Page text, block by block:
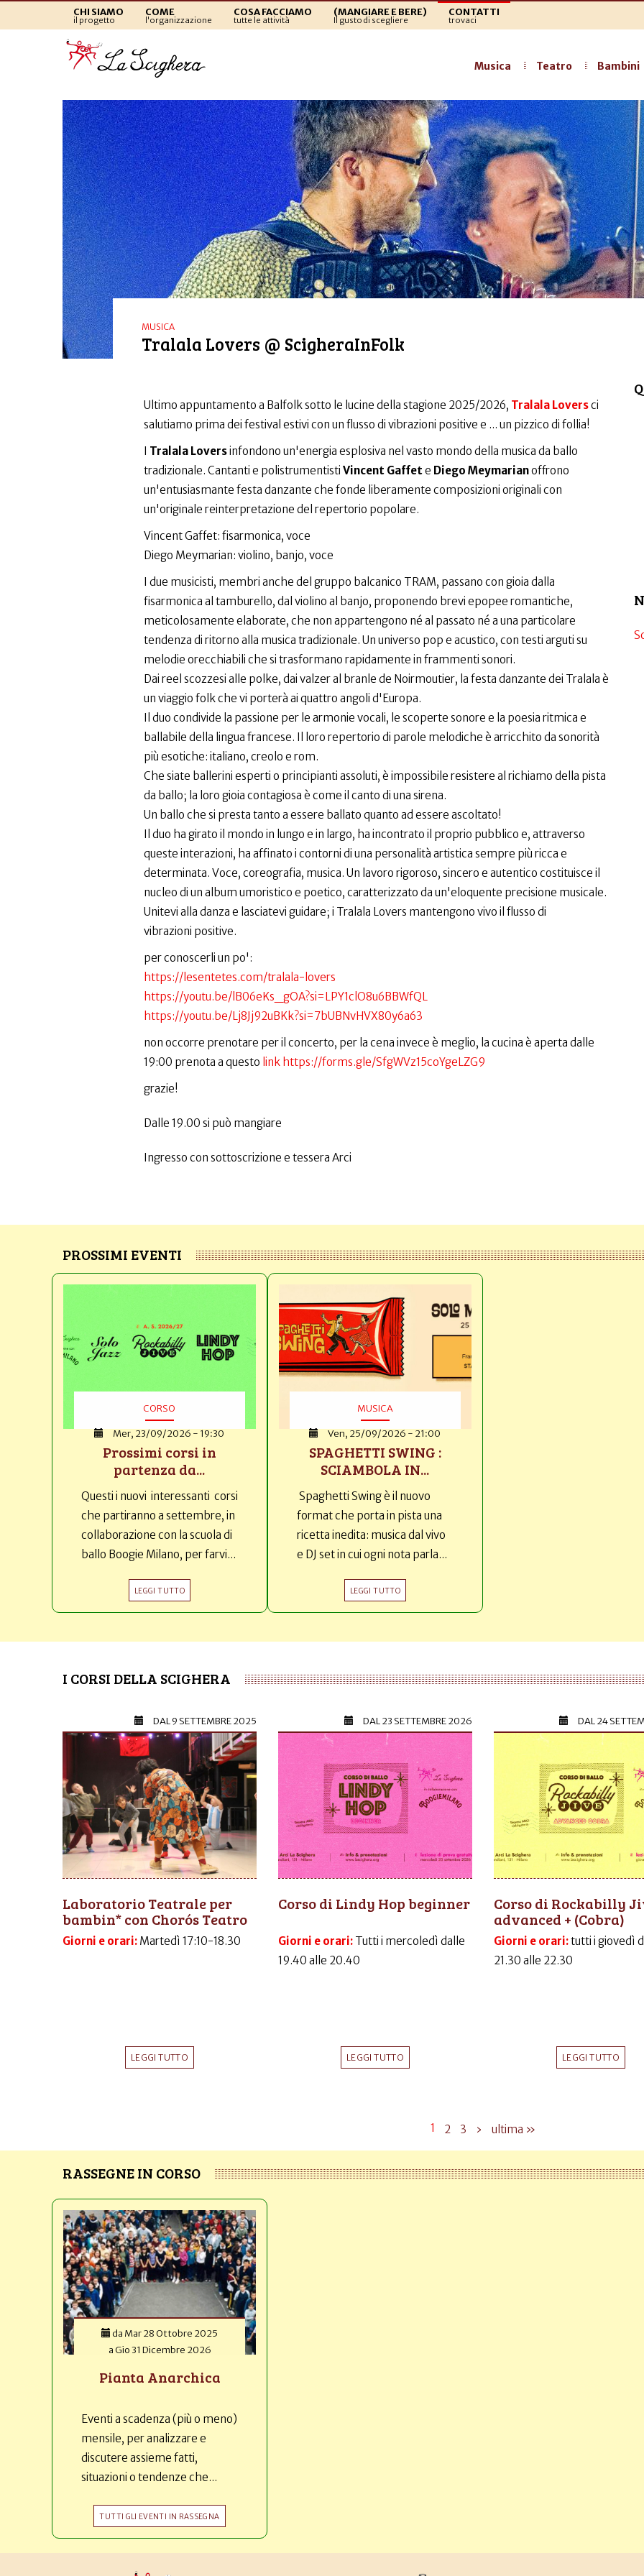
CHI SIAMO
il progetto
COME
l'organizzazione
COSA FACCIAMO
tutte le attività
(MANGIARE E BERE)
Il gusto di scegliere
CONTATTI
trovaci
Musica Teatro Bambini
MUSICA
Tralala Lovers @ ScigheraInFolk
Ultimo appuntamento a Balfolk sotto le lucine della stagione 2025/2026, Tralala Loversci
salutiamo prima dei festival estivi con un flusso di vibrazioni positive e ... un pizzico di follia!
I Tralala Loversinfondono un'energia esplosiva nel vasto mondo della musica da ballo
tradizionale. Cantanti e polistrumentisti Vincent Gaffete Diego Meymarianoffrono
un'entusiasmante festa danzante che fonde liberamente composizioni originali con
un'originale reinterpretazione del repertorio popolare.
Vincent Gaffet: fisarmonica, voce
Diego Meymarian: violino, banjo, voce
I due musicisti, membri anche del gruppo balcanico TRAM, passano con gioia dalla
fisarmonica al tamburello, dal violino al banjo, proponendo brevi epopee romantiche,
meticolosamente elaborate, che non appartengono né al passato né a una particolare
tendenza di ritorno alla musica tradizionale. Un universo pop e acustico, con testi arguti su
melodie orecchiabili che si trasformano rapidamente in frammenti sonori.
Dai reel scozzesi alle polke, dai valzer al branle de Noirmoutier, la festa danzante dei Tralala è
un viaggio folk che vi porterà ai quattro angoli d'Europa.
Il duo condivide la passione per le armonie vocali, le scoperte sonore e la poesia ritmica e
ballabile della lingua francese. Il loro repertorio di parole melodiche è arricchito da sonorità
più esotiche: italiano, creolo e rom.
Che siate ballerini esperti o principianti assoluti, è impossibile resistere al richiamo della pista
da ballo; la loro gioia contagiosa è come il canto di una sirena.
Un ballo che si presta tanto a essere ballato quanto ad essere ascoltato!
Il duo ha girato il mondo in lungo e in largo, ha incontrato il proprio pubblico e, attraverso
queste interazioni, ha affinato i contorni di una personalità artistica sempre più ricca e
determinata. Voce, coreografia, musica. Un lavoro rigoroso, sincero e autentico costituisce il
nucleo di un album umoristico e poetico, caratterizzato da un'eloquente precisione musicale.
Unitevi alla danza e lasciatevi guidare; i Tralala Lovers mantengono vivo il flusso di
vibrazioni positive.
per conoscerli un po':
https://lesentetes.com/tralala-lovers
https://youtu.be/lB06eKs_gOA?si=LPY1clO8u6BBWfQL
https://youtu.be/Lj8Jj92uBKk?si=7bUBNvHVX80y6a63
non occorre prenotare per il concerto, per la cena invece è meglio, la cucina è aperta dalle
19:00 prenota a questo link https://forms.gle/SfgWVz15coYgeLZG9
grazie!
Dalle 19.00 si può mangiare
Ingresso con sottoscrizione e tessera Arci
PROSSIMI EVENTI
CORSO
Mer, 23/09/2026 - 19:30
Prossimi corsi in
partenza da...
Questi i nuovi interessanti corsi
che partiranno a settembre, in
collaborazione con la scuola di
ballo Boogie Milano, per farvi...
LEGGI TUTTO
MUSICA
Ven, 25/09/2026 - 21:00
SPAGHETTI SWING :
SCIAMBOLA IN...
Spaghetti Swing è il nuovo
format che porta in pista una
ricetta inedita: musica dal vivo
e DJ set in cui ogni nota parla...
LEGGI TUTTO
I CORSI DELLA SCIGHERA
DAL9 SETTEMBRE 2025
Laboratorio Teatrale per
bambin* con Chorós Teatro
Giorni e orari: Martedì 17:10-18.30
LEGGI TUTTO
DAL23 SETTEMBRE 2026
Corso di Lindy Hop beginner
Giorni e orari: Tutti i mercoledì dalle
19.40 alle 20.40
LEGGI TUTTO
DAL24
Corso di Rockabilly
advanced + (Cobra)
Giorni e orari:tutti i giovedì
21.30 alle 22.30
LEGGI TUTTO
1 2 3 › ultima »
RASSEGNE IN CORSO
da Mar 28 Ottobre 2025
aGio 31 Dicembre 2026
Pianta Anarchica
Eventi a scadenza (più o meno)
mensile, per analizzare e
discutere assieme fatti,
situazioni o tendenze che...
TUTTI GLI EVENTI IN RASSEGNA